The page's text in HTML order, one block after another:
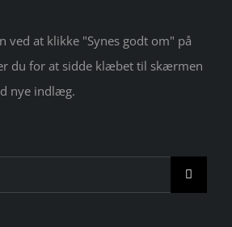
ved at klikke "Synes godt om" på
du for at sidde klæbet til skærmen
nye indlæg.